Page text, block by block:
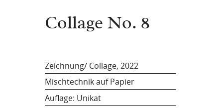
Collage No. 8
Zeichnung/ Collage, 2022
Mischtechnik auf Papier
Auflage: Unikat